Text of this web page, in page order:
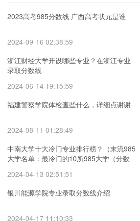
2023高考985分数线 广西高考状元是谁
2024-09-16 02:38:59
浙江财经大学开设哪些专业？在浙江专业
录取分数线
2024-06-14 19:15:59
福建警察学院体检查些什么，详细点谢谢
2024-08-11 01:28:49
中南大学十大冷门专业排行榜？（末流985
大学名单：最冷门的10所985大学（分数
2024-04-13 02:51:51
银川能源学院专业录取分数线介绍
2024-04-17 11:10:33